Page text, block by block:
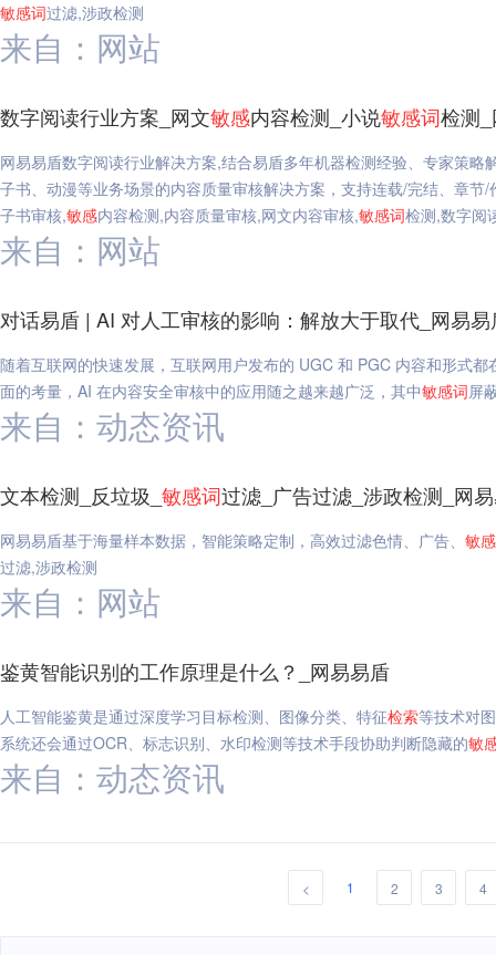
敏感词过滤,涉政检测
来自：网站
数字阅读行业方案_网文敏感内容检测_小说敏感词检测
网易易盾数字阅读行业解决方案,结合易盾多年机器检测经验、专家策
子书、动漫等业务场景的内容质量审核解决方案，支持连载/完结、章
子书审核,敏感内容检测,内容质量审核,网文内容审核,敏感词检测,数字阅
来自：网站
对话易盾 | AI 对人工审核的影响：解放大于取代_网易易
随着互联网的快速发展，互联网用户发布的 UGC 和 PGC 内容和形式
面的考量，AI 在内容安全审核中的应用随之越来越广泛，其中敏感词屏
来自：动态资讯
文本检测_反垃圾_ 敏感词过滤_广告过滤_涉政检测_网
网易易盾基于海量样本数据，智能策略定制，高效过滤色情、广告、 敏感
过滤,涉政检测
来自：网站
鉴黄智能识别的工作原理是什么？_网易易盾
人工智能鉴黄是通过深度学习目标检测、图像分类、特征检索等技术对
系统还会通过OCR、标志识别、水印检测等技术手段协助判断隐藏的敏
来自：动态资讯
< 1 2 3 4